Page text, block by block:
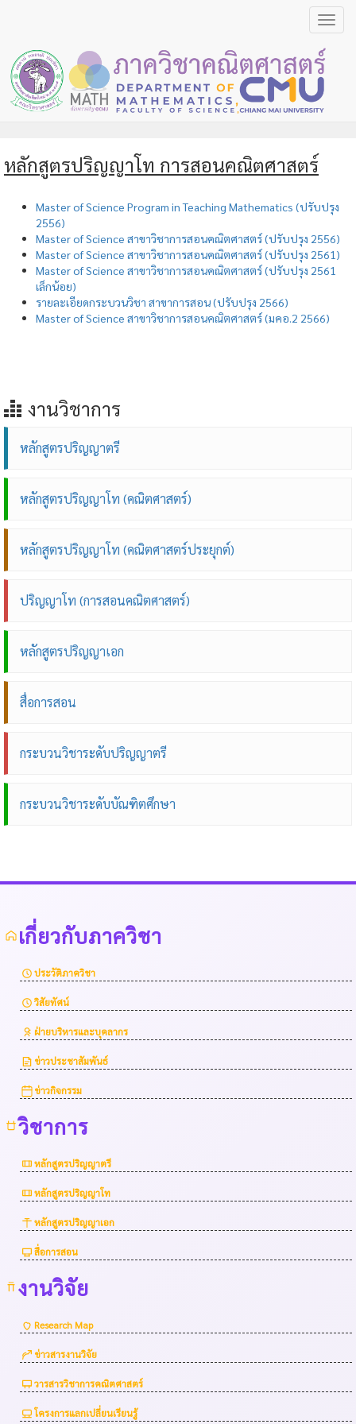
หลักสูตรปริญญาโท การสอนคณิตศาสตร์
Master of Science Program in Teaching Mathematics (ปรับปรุง
2556)
Master of Science สาขาวิชาการสอนคณิตศาสตร์ (ปรับปรุง 2556)
Master of Science สาขาวิชาการสอนคณิตศาสตร์ (ปรับปรุง 2561)
Master of Science สาขาวิชาการสอนคณิตศาสตร์ (ปรับปรุง 2561
เล็กน้อย)
รายละเอียดกระบวนวิชา สาขาการสอน (ปรับปรุง 2566)
Master of Science สาขาวิชาการสอนคณิตศาสตร์ (มคอ.2 2566)
งานวิชาการ
หลักสูตรปริญญาตรี
หลักสูตรปริญญาโท (คณิตศาสตร์)
หลักสูตรปริญญาโท (คณิตศาสตร์ประยุกต์)
ปริญญาโท (การสอนคณิตศาสตร์)
หลักสูตรปริญญาเอก
สื่อการสอน
กระบวนวิชาระดับปริญญาตรี
กระบวนวิชาระดับบัณฑิตศึกษา
เกี่ยวกับภาควิชา
ประวัติภาควิชา
วิสัยทัศน์
ฝ่ายบริหารและบุคลากร
ข่าวประชาสัมพันธ์
ข่าวกิจกรรม
วิชาการ
หลักสูตรปริญญาตรี
หลักสูตรปริญญาโท
หลักสูตรปริญญาเอก
สื่อการสอน
งานวิจัย
Research Map
ข่าวสารงานวิจัย
วารสารวิชาการคณิตศาสตร์
โครงการแลกเปลี่ยนเรียนรู้